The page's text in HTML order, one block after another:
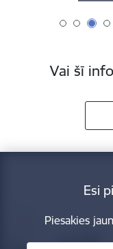
Vai šī
Esi
Piesakies